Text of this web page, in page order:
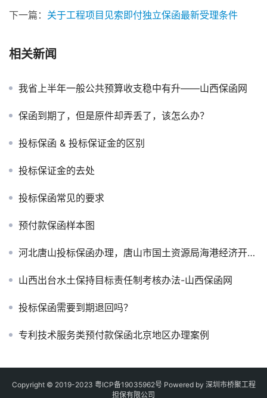
下一篇： 关于工程项目见索即付独立保函最新受理条件
相关新闻
我省上半年一般公共预算收支稳中有升——山西保函网
保函到期了，但是原件却弄丢了，该怎么办？
投标保函 & 投标保证金的区别
投标保证金的去处
投标保函常见的要求
预付款保函样本图
河北唐山投标保函办理，唐山市国土资源局海港经济开发区分局乐亭县王滩镇北聂村等九个村高标准基本农田建设项目投标保函
山西出台水土保持目标责任制考核办法-山西保函网
投标保函需要到期退回吗？
专利技术服务类预付款保函北京地区办理案例
Copyright © 2019-2023 粤ICP备19035962号Powered by 深圳市桥聚工程
担保有限公司